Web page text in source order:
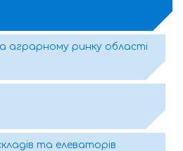
аграрному ринку області
та елеваторів